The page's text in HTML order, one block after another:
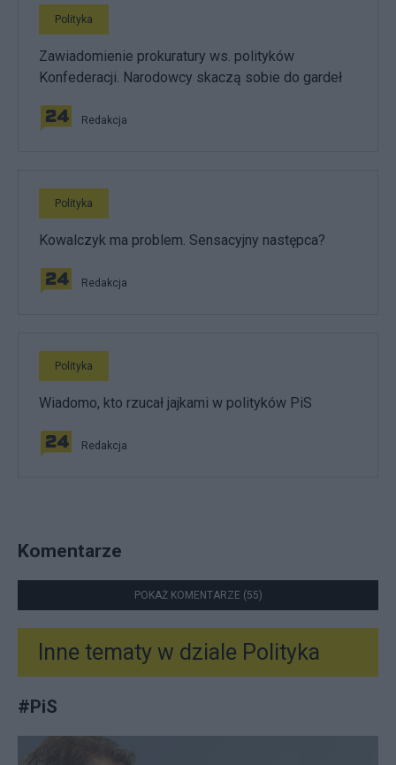
Polityka
Zawiadomienie prokuratury ws. polityków
Konfederacji. Narodowcy skaczą sobie do gardeł
Redakcja
Polityka
Kowalczyk ma problem. Sensacyjny następca?
Redakcja
Polityka
Wiadomo, kto rzucał jajkami w polityków PiS
Redakcja
Komentarze
POKAŻ KOMENTARZE (55)
Inne tematy w dziale Polityka
#PiS